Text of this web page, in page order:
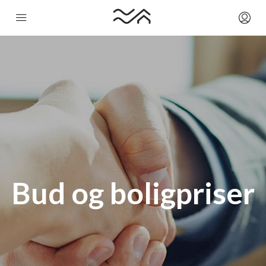
Bud og boligpriser